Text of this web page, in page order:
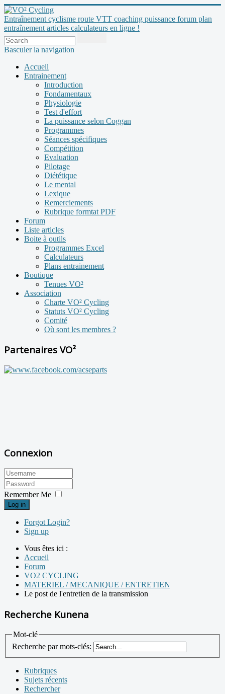
Entraînement cyclisme route VTT coaching puissance forum plan
entraînement articles calculateurs en ligne !
Basculer la navigation
Accueil
Entrainement
Introduction
Fondamentaux
Physiologie
Test d'effort
La puissance selon Coggan
Programmes
Séances spécifiques
Compétition
Evaluation
Pilotage
Diététique
Le mental
Lexique
Remerciements
Rubrique formtat PDF
Forum
Liste articles
Boite à outils
Programmes Excel
Calculateurs
Plans entrainement
Boutique
Tenues VO²
Association
Charte VO² Cycling
Statuts VO² Cycling
Comité
Où sont les membres ?
Partenaires VO²
Connexion
Remember Me
Log in
Forgot Login?
Sign up
Vous êtes ici :
Accueil
Forum
VO2 CYCLING
MATERIEL / MECANIQUE / ENTRETIEN
Le post de l'entretien de la transmission
Recherche Kunena
Mot-clé
Recherche par mots-clés:
Rubriques
Sujets récents
Rechercher